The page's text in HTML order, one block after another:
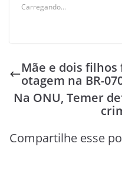
Carregando...
Mãe e dois
otagem na BR-
Na ONU, Temer
Compartilhe esse